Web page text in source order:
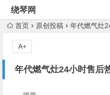
绕琴网
首页 原创投稿 年代燃气灶
年代燃气灶24小时售后
A+